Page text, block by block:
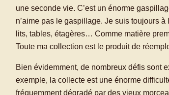
une seconde vie. C’est un énorme
n’aime pas le gaspillage. Je suis toujours
lits, tables, étagères… Comme matière
Toute ma collection est le produit de
Bien évidemment, de nombreux défis sont
exemple, la collecte est une énorme
fréquemment dégradé par des vieux